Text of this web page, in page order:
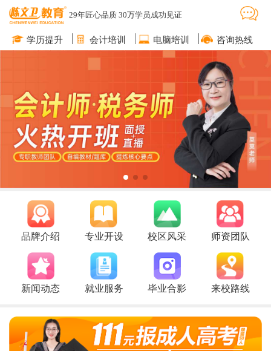
29年匠心品质 30万学员成功见证
学历提升 会计培训 电脑培训 咨询热线
品牌介绍 专业开设 校区风采 师资团队
新闻动态 就业服务 毕业合影 来校路线